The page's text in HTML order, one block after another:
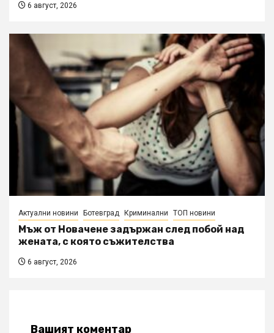
6 август, 2026
Актуални новини Ботевград Криминални ТОП новини
Мъж от Новачене задържан след побой над
жената, с която съжителства
6 август, 2026
Вашият коментар